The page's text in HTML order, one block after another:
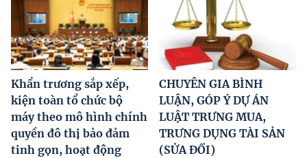
Khẩn trương sắp xếp,
kiện toàn tổ chức bộ
máy theo mô hình chính
quyền đô thị bảo đảm
tinh gọn, hoạt động
CHUYÊN GIA BÌNH
LUẬN, GÓP Ý DỰ ÁN
LUẬT TRƯNG MUA,
TRƯNG DỤNG TÀI SẢN
(SỬA ĐỔI)